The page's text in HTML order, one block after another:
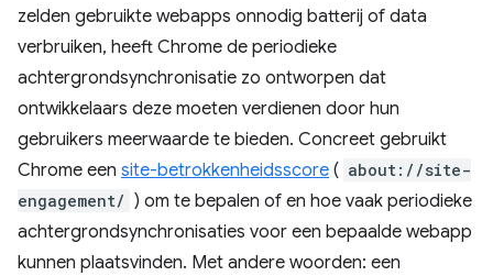
zelden gebruikte webapps onnodig batterij of data
verbruiken, heeft Chrome de periodieke
achtergrondsynchronisatie zo ontworpen dat
ontwikkelaars deze moeten verdienen door hun
gebruikers meerwaarde te bieden. Concreet gebruikt
Chrome een site-betrokkenheidsscore ( about://site-
engagement/ ) om te bepalen of en hoe vaak periodieke
achtergrondsynchronisaties voor een bepaalde webapp
kunnen plaatsvinden. Met andere woorden: een